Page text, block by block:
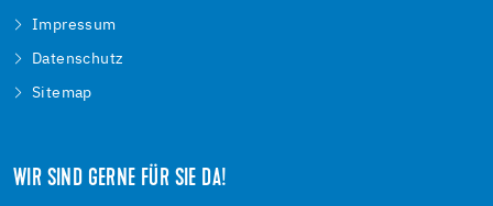
Impressum
Datenschutz
Sitemap
WIR SIND GERNE FÜR SIE DA!